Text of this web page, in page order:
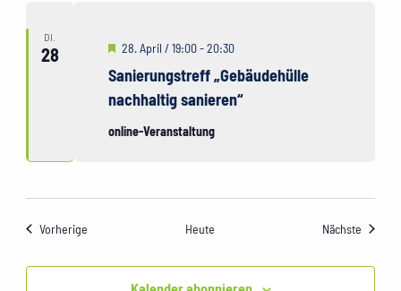
DI.
28
Sanierungstreff „Gebäudehülle
nachhaltig sanieren“
Hervorgehoben
28. April / 19:00-20:30
online-Veranstaltung
VorherigeVeranstaltungen Heute Nächste